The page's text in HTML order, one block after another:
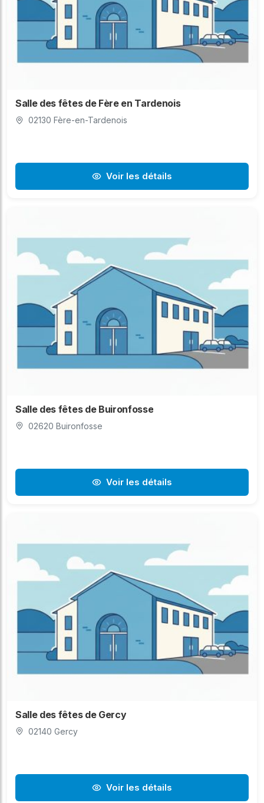
Salle des fêtes de Fère en Tardenois
02130 Fère-en-Tardenois
Voir les détails
Salle des fêtes de Buironfosse
02620 Buironfosse
Voir les détails
Salle des fêtes de Gercy
02140 Gercy
Voir les détails